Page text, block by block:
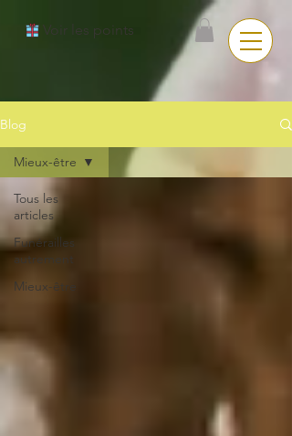
Voir les points
Blog
Tous les
articles
Funérailles
autrement
Mieux-être
Mieux-être